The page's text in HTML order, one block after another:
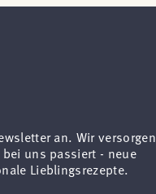
an. Wir versorgen
uns passiert - neue
Lieblingsrezepte.